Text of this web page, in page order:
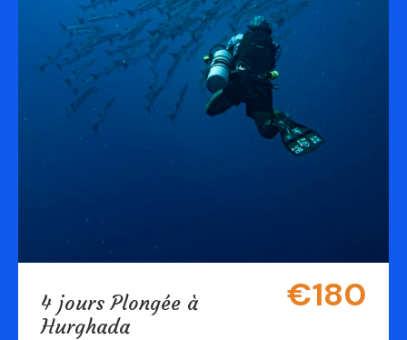
4 jours Plongée à
Hurghada
€180